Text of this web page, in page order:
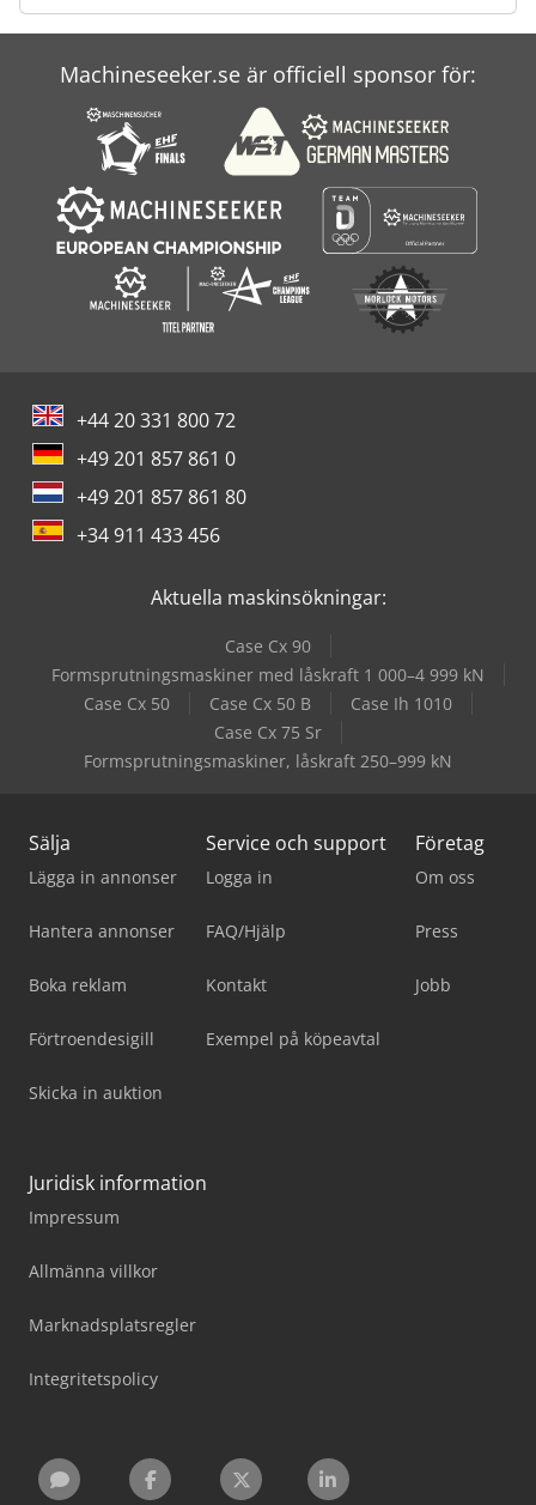
Svetsmaskin
Tecno
Vakuumförpackning Maskin
Machineseeker.se är officiell sponsor för:
+44 20 331 800 72
+49 201 857 861 0
+49 201 857 861 80
+34 911 433 456
Aktuella maskinsökningar:
Case Cx 90
Formsprutningsmaskiner med låskraft 1 000–4 999 kN
Case Cx 50
Case Cx 50 B
Case Ih 1010
Case Cx 75 Sr
Formsprutningsmaskiner, låskraft 250–999 kN
Sälja
Lägga in annonser
Hantera annonser
Boka reklam
Förtroendesigill
Skicka in auktion
Service och support
Logga in
FAQ/Hjälp
Kontakt
Exempel på köpeavtal
Företag
Om oss
Press
Jobb
Juridisk information
Impressum
Allmänna villkor
Marknadsplatsregler
Integritetspolicy